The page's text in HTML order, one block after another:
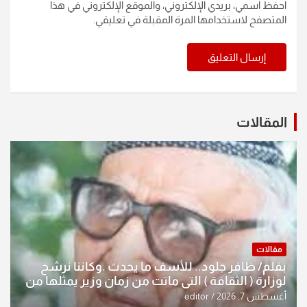
احفظ اسمي، بريدي الإلكتروني، والموقع الإلكتروني في هذا
المتصفح لاستخدامها المرة المقبلة في تعليقي.
المقالات
مقالات
بقلم/ ظافر جلود.. للأسف ما يحدث .وكاننا نرشح
لوزارة ( الثقافة ) التي ماتت من زمان وزير يمثلها من
النخبة والإرث العظيم للثقافة العراقية..
أغسطس 7, 2026 editor